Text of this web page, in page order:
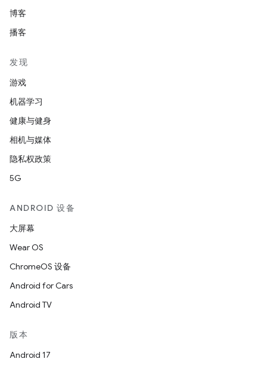
博客
播客
发现
游戏
机器学习
健康与健身
相机与媒体
隐私权政策
5G
ANDROID 设备
大屏幕
Wear OS
ChromeOS 设备
Android for Cars
Android TV
版本
Android 17